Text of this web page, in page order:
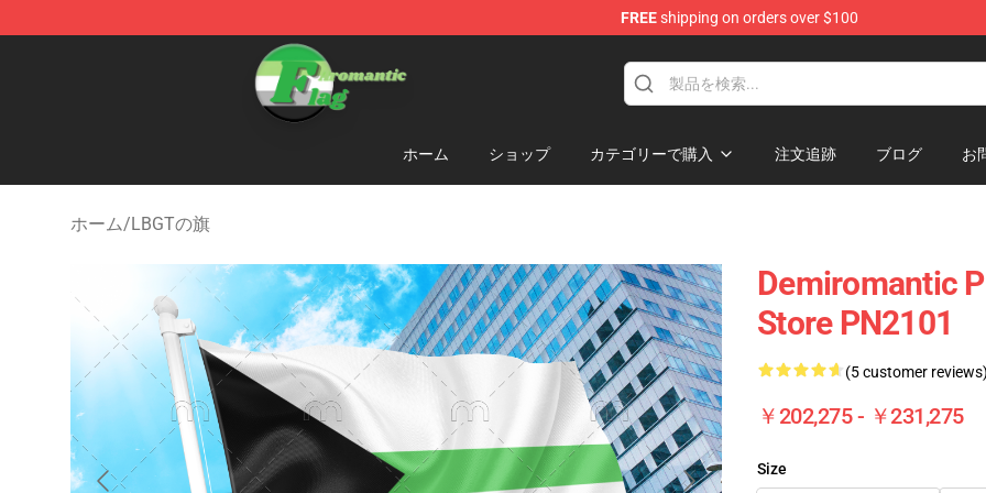
FREEshipping on orders over $100
Aromantic Flag Shop - The Best Store of Aromantic Flag
ホーム ショップ カテゴリーで購入 注文追跡 ブログ お
ホーム/LBGTの旗
Demiromantic
Store PN2101
(5 customer
￥202,275 - ￥231,275
Size